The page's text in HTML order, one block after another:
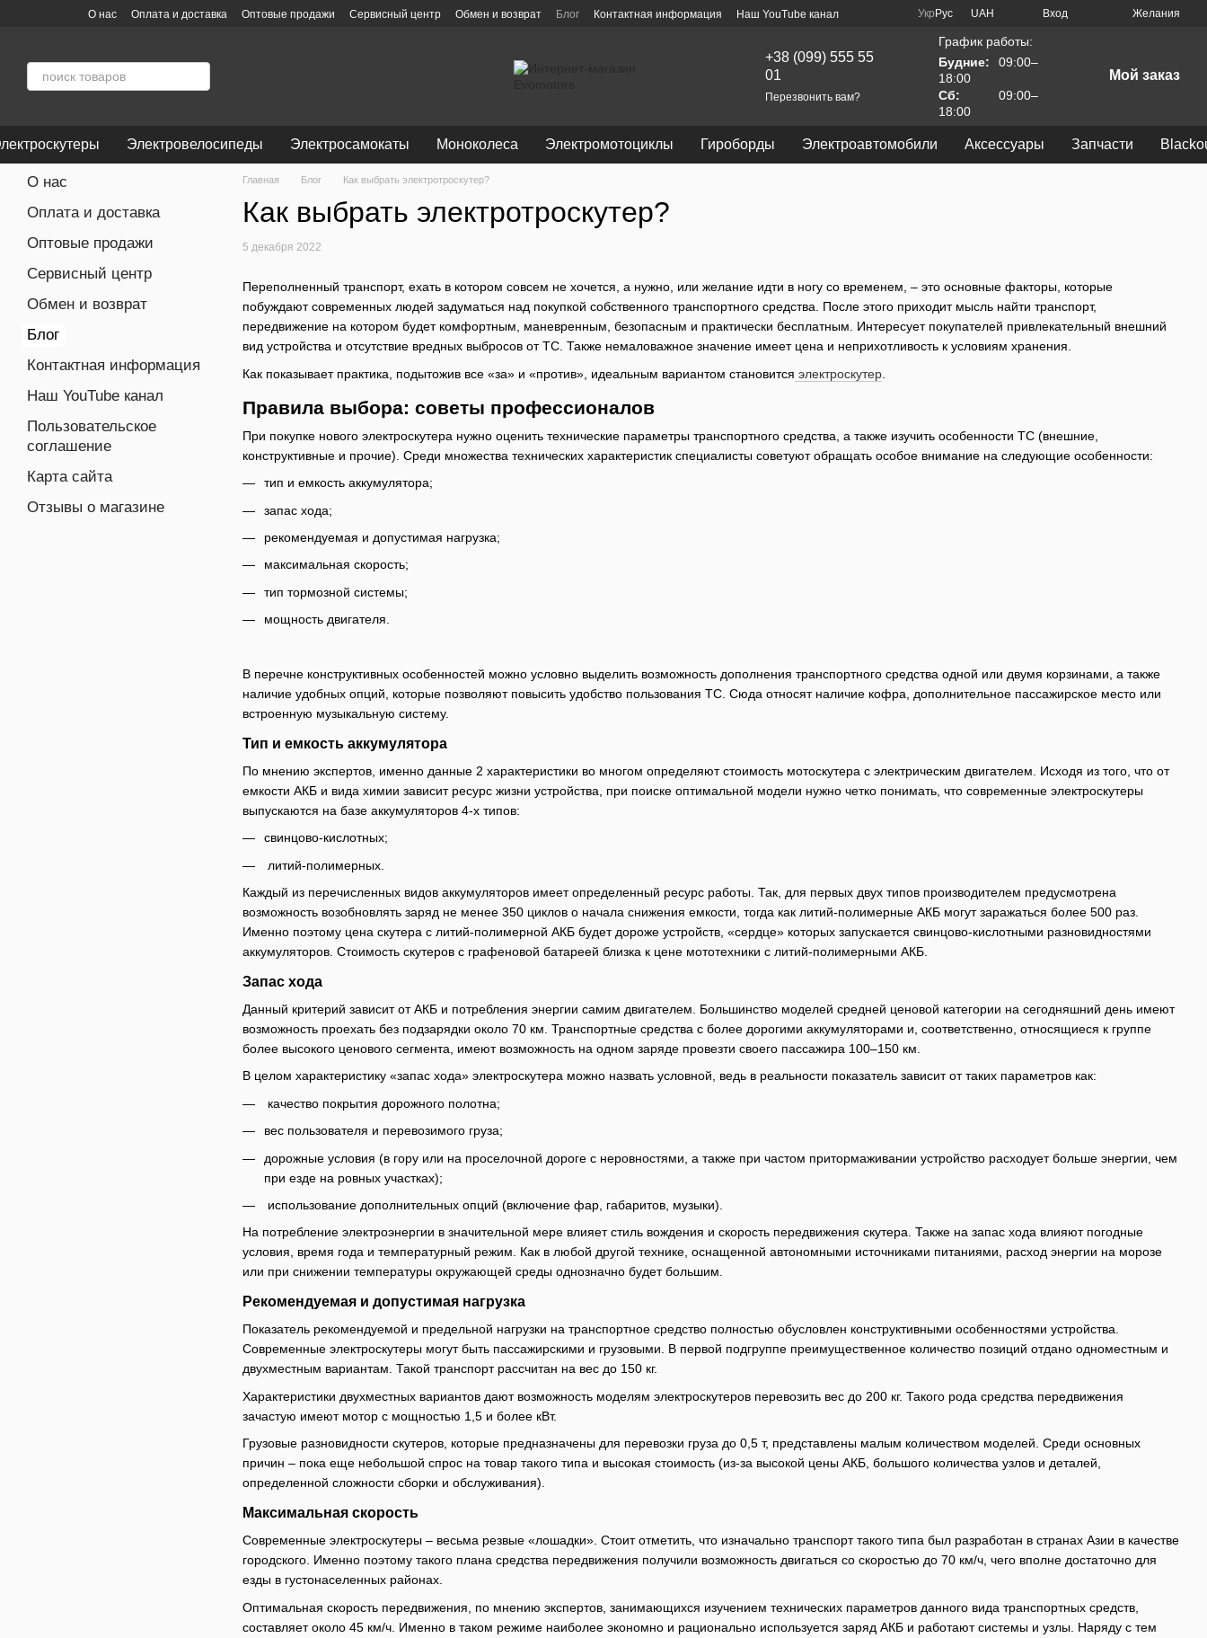
Перейти к основному контенту
О нас Оплата и доставка Оптовые продажи Сервисный центр Обмен и возврат Блог Контактная информация
Наш YouTube канал
Укр Рус UAH Вход Желания
+38 (099) 555 55
01
Перезвонить вам?
График работы:
Будние:
09:00–
18:00
Сб:
09:00–
18:00
Мой заказ
Электровелосипеды Электросамокаты Моноколеса Электромотоциклы Гироборды Электроавтомобили Аксессуары Запчасти
Главная Блог Как выбрать электротроскутер?
Как выбрать электротроскутер?
5 декабря 2022
Переполненный транспорт, ехать в котором совсем не хочется, а нужно, или желание идти в ногу со временем, – это основные факторы, которые
побуждают современных людей задуматься над покупкой собственного транспортного средства. После этого приходит мысль найти транспорт,
передвижение на котором будет комфортным, маневренным, безопасным и практически бесплатным. Интересует покупателей привлекательный внешний
вид устройства и отсутствие вредных выбросов от ТС. Также немаловажное значение имеет цена и неприхотливость к условиям хранения.
Как показывает практика, подытожив все «за» и «против», идеальным вариантом становится электроскутер
Правила выбора: советы профессионалов
При покупке нового электроскутера нужно оценить технические параметры транспортного средства, а также изучить особенности ТС (внешние,
конструктивные и прочие). Среди множества технических характеристик специалисты советуют обращать особое внимание на следующие особенности:
тип и емкость аккумулятора;
запас хода;
рекомендуемая и допустимая нагрузка;
максимальная скорость;
тип тормозной системы;
мощность двигателя.
В перечне конструктивных особенностей можно условно выделить возможность дополнения транспортного средства одной или двумя корзинами, а также
наличие удобных опций, которые позволяют повысить удобство пользования ТС. Сюда относят наличие кофра, дополнительное пассажирское место или
встроенную музыкальную систему.
Тип и емкость аккумулятора
По мнению экспертов, именно данные 2 характеристики во многом определяют стоимость мотоскутера с электрическим двигателем. Исходя из того, что от
емкости АКБ и вида химии зависит ресурс жизни устройства, при поиске оптимальной модели нужно четко понимать, что современные электроскутеры
выпускаются на базе аккумуляторов 4-х типов:
свинцово-кислотных;
литий-полимерных.
Каждый из перечисленных видов аккумуляторов имеет определенный ресурс работы. Так, для первых двух типов производителем предусмотрена
возможность возобновлять заряд не менее 350 циклов о начала снижения емкости, тогда как литий-полимерные АКБ могут заражаться более 500 раз.
Именно поэтому цена скутера с литий-полимерной АКБ будет дороже устройств, «сердце» которых запускается свинцово-кислотными разновидностями
аккумуляторов. Стоимость скутеров с графеновой батареей близка к цене мототехники с литий-полимерными АКБ.
Запас хода
Данный критерий зависит от АКБ и потребления энергии самим двигателем. Большинство моделей средней ценовой категории на сегодняшний день имеют
возможность проехать без подзарядки около 70 км. Транспортные средства с более дорогими аккумуляторами и, соответственно, относящиеся к группе
более высокого ценового сегмента, имеют возможность на одном заряде провезти своего пассажира 100–150 км.
В целом характеристику «запас хода» электроскутера можно назвать условной, ведь в реальности показатель зависит от таких параметров как:
качество покрытия дорожного полотна;
вес пользователя и перевозимого груза;
дорожные условия (в гору или на проселочной дороге с неровностями, а также при частом притормаживании устройство расходует больше энергии, чем
при езде на ровных участках);
использование дополнительных опций (включение фар, габаритов, музыки).
На потребление электроэнергии в значительной мере влияет стиль вождения и скорость передвижения скутера. Также на запас хода влияют погодные
условия, время года и температурный режим. Как в любой другой технике, оснащенной автономными источниками питаниями, расход энергии на морозе
или при снижении температуры окружающей среды однозначно будет большим.
Рекомендуемая и допустимая нагрузка
Показатель рекомендуемой и предельной нагрузки на транспортное средство полностью обусловлен конструктивными особенностями устройства.
Современные электроскутеры могут быть пассажирскими и грузовыми. В первой подгруппе преимущественное количество позиций отдано одноместным и
двухместным вариантам. Такой транспорт рассчитан на вес до 150 кг.
Характеристики двухместных вариантов дают возможность моделям электроскутеров перевозить вес до 200 кг. Такого рода средства передвижения
зачастую имеют мотор с мощностью 1,5 и более кВт.
Грузовые разновидности скутеров, которые предназначены для перевозки груза до 0,5 т, представлены малым количеством моделей. Среди основных
причин – пока еще небольшой спрос на товар такого типа и высокая стоимость (из-за высокой цены АКБ, большого количества узлов и деталей,
определенной сложности сборки и обслуживания).
Максимальная скорость
Современные электроскутеры – весьма резвые «лошадки». Стоит отметить, что изначально транспорт такого типа был разработан в странах Азии в качестве
городского. Именно поэтому такого плана средства передвижения получили возможность двигаться со скоростью до 70 км/ч, чего вполне достаточно для
езды в густонаселенных районах.
Оптимальная скорость передвижения, по мнению экспертов, занимающихся изучением технических параметров данного вида транспортных средств,
составляет около 45 км/ч. Именно в таком режиме наиболее экономно и рационально используется заряд АКБ и работают системы и узлы. Наряду с тем
О нас
Оплата и доставка
Оптовые продажи
Сервисный центр
Обмен и возврат
Блог
Контактная информация
Наш YouTube канал
Пользовательское
соглашение
Карта сайта
Отзывы о магазине